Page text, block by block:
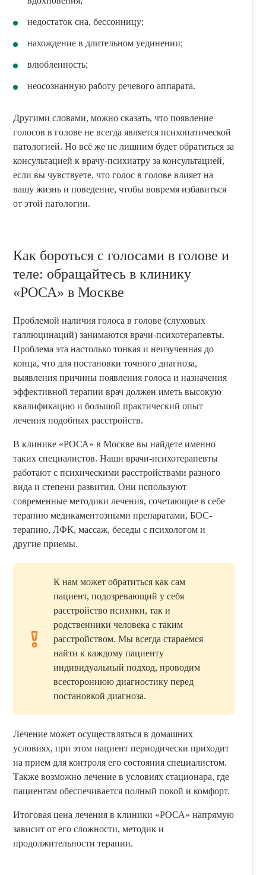
недостаток сна, бессонницу;
нахождение в длительном уединении;
влюбленность;
неосознанную работу речевого аппарата.
Другими словами, можно сказать, что появление
голосов в голове не всегда является психопатической
патологией. Но всё же не лишним будет обратиться за
консультацией к врачу-психиатру за консультацией,
если вы чувствуете, что голос в голове влияет на
вашу жизнь и поведение, чтобы вовремя избавиться
от этой патологии.
Как бороться с голосами в голове и
теле: обращайтесь в клинику
«РОСА» в Москве
Проблемой наличия голоса в голове (слуховых
галлюцинаций) занимаются врачи-психотерапевты.
Проблема эта настолько тонкая и неизученная до
конца, что для постановки точного диагноза,
выявления причины появления голоса и назначения
эффективной терапии врач должен иметь высокую
квалификацию и большой практический опыт
лечения подобных расстройств.
В клинике «РОСА» в Москве вы найдете именно
таких специалистов. Наши врачи-психотерапевты
работают с психическими расстройствами разного
вида и степени развития. Они используют
современные методики лечения, сочетающие в себе
терапию медикаментозными препаратами, БОС-
терапию, ЛФК, массаж, беседы с психологом и
другие приемы.
К нам может обратиться как сам
пациент, подозревающий у себя
расстройство психики, так и
родственники человека с таким
расстройством. Мы всегда стараемся
найти к каждому пациенту
индивидуальный подход, проводим
всестороннюю диагностику перед
постановкой диагноза.
Лечение может осуществляться в домашних
условиях, при этом пациент периодически приходит
на прием для контроля его состояния специалистом.
Также возможно лечение в условиях стационара, где
пациентам обеспечивается полный покой и комфорт.
Итоговая цена лечения в клиники «РОСА» напрямую
зависит от его сложности, методик и
продолжительности терапии.